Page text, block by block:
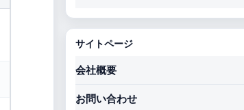
サイトページ
会社概要
お問い合わせ